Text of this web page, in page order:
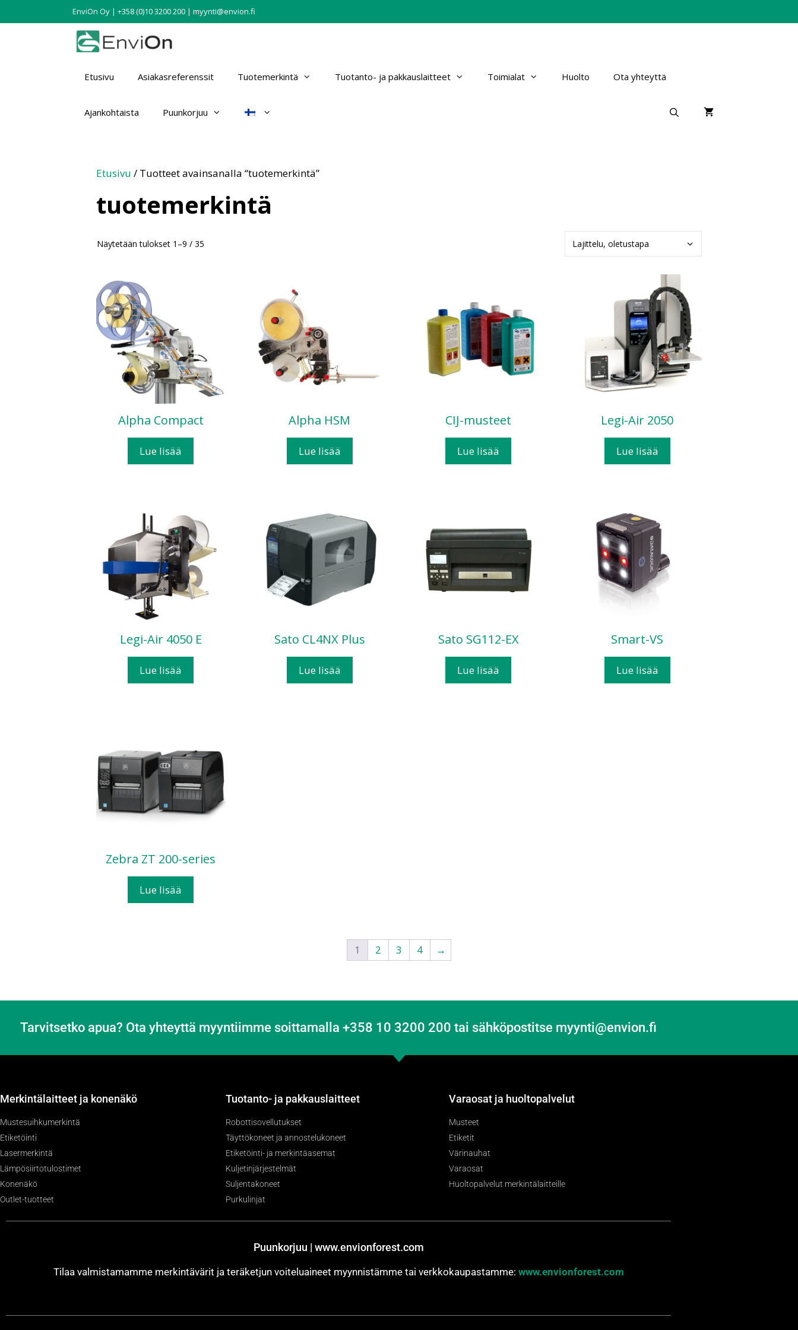
EnviOn Oy | +358 (0)10 3200 200 | myynti@envion.fi
Etusivu Asiakasreferenssit Tuotemerkintä Tuotanto- ja pakkauslaitteet Toimialat Huolto Ota yhteyttä
Ajankohtaista Puunkorjuu
Etusivu / Tuotteet avainsanalla “tuotemerkintä”
tuotemerkintä
Näytetään tulokset 1–9 / 35
Alpha Compact
Lue lisää
Alpha HSM
Lue lisää
CIJ-musteet
Lue lisää
Legi-Air 2050
Lue lisää
Legi-Air 4050 E
Lue lisää
Sato CL4NX Plus
Lue lisää
Sato SG112-EX
Lue lisää
Smart-VS
Lue lisää
Zebra ZT 200-series
Lue lisää
1 2 3 4 →
Tarvitsetko apua? Ota yhteyttä myyntiimme soittamalla +358 10 3200 200 tai sähköpostitse myynti@envion.fi
Merkintälaitteet ja konenäkö
Mustesuihkumerkintä
Etiketöinti
Lasermerkintä
Lämpösiirtotulostimet
Konenäkö
Outlet-tuotteet
Tuotanto- ja pakkauslaitteet
Robottisovellutukset
Täyttökoneet ja annostelukoneet
Etiketöinti- ja merkintäasemat
Kuljetinjärjestelmät
Suljentakoneet
Purkulinjat
Varaosat ja huoltopalvelut
Musteet
Etiketit
Värinauhat
Varaosat
Huoltopalvelut merkintälaitteille
Puunkorjuu | www.envionforest.com
Tilaa valmistamamme merkintävärit ja teräketjun voiteluaineet myynnistämme tai verkkokaupastamme: www.envionforest.com